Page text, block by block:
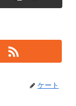
ケート